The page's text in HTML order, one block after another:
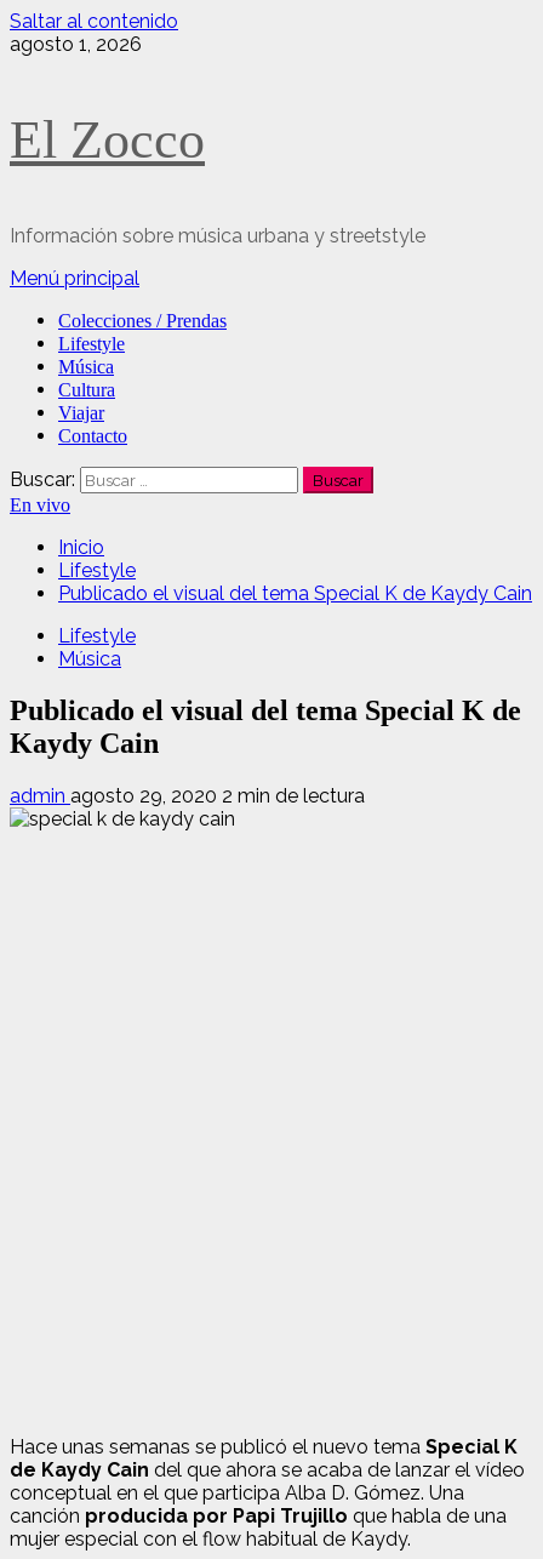
Saltar al contenido
agosto 1, 2026
El Zocco
Información sobre música urbana y streetstyle
Menú principal
Colecciones / Prendas
Lifestyle
Música
Cultura
Viajar
Contacto
Buscar:
En vivo
Inicio
Lifestyle
Publicado el visual del tema Special K de Kaydy Cain
Lifestyle
Música
Publicado el visual del tema Special K de
Kaydy Cain
admin agosto 29, 2020 2 min de lectura
Hace unas semanas se publicó el nuevo tema Special K
de Kaydy Cain del que ahora se acaba de lanzar el vídeo
conceptual en el que participa Alba D. Gómez. Una
canción producida por Papi Trujillo que habla de una
mujer especial con el flow habitual de Kaydy.